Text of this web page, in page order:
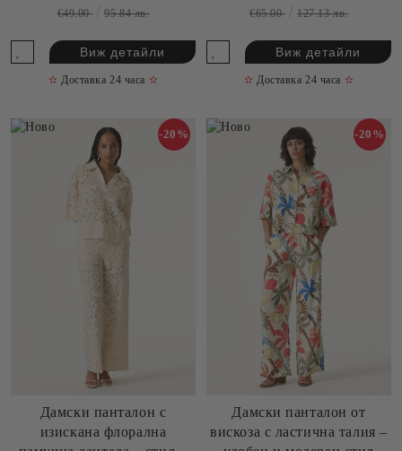
€49.00 95.84 лв.
Виж детайли
✫ Доставка 24 часа ✫
ELF957EP
€65.00 127.13 лв.
Виж детайли
✫ Доставка 24 часа ✫
Дамски панталон с
изискана флорална
-20%
Дамски панталон от
вискоза с ластична талия –
-20%